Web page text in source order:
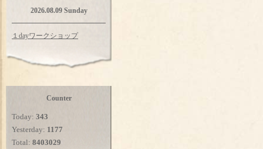
2026.08.09 Sunday
１dayワークショップ
Counter
Today: 343
Yesterday: 1177
Total: 8403029